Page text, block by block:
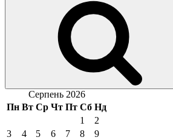
Серпень 2026
Пн Вт Ср Чт Пт Сб Нд
1
2
3
4 5 6 7 8
9